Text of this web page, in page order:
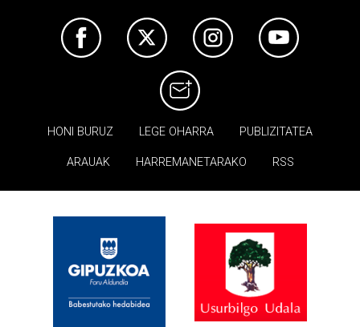
HONI BURUZ LEGE OHARRA PUBLIZITATEA
ARAUAK HARREMANETARAKO RSS